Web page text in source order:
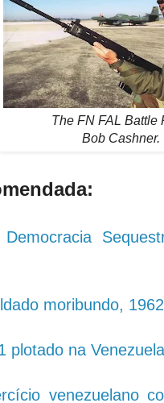
The FN FAL Battle
Bob Cashner.
moribundo, 1962
plotado na Venezuela
venezuelano